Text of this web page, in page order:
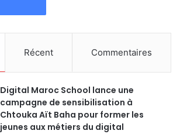
Récent Commentaires
Digital Maroc School lance une
campagne de sensibilisation à
Chtouka Aït Baha pour former les
jeunes aux métiers du digital